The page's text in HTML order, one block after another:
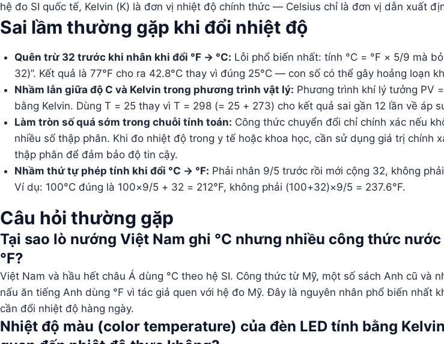
hệ đo SI quốc tế, Kelvin (K) là đơn vị nhiệt độ chính thức — Celsius chỉ là đơn vị dẫn xuất
Sai lầm thường gặp khi đổi nhiệt độ
Quên trừ 32 trước khi nhân khi đổi °F → °C: Lỗi phổ biến nhất: tính °C = °F × 5/9 mà
32)”. Kết quả là 77°F cho ra 42.8°C thay vì đúng 25°C — con số có thể gây hoảng loạn
Nhầm lẫn giữa độ C và Kelvin trong phương trình vật lý: Phương trình khí lý tưởng PV
bằng Kelvin. Dùng T = 25 thay vì T = 298 (= 25 + 273) cho kết quả sai gần 12 lần về áp
Làm tròn số quá sớm trong chuỗi tính toán: Công thức chuyển đổi chỉ chính xác nếu
nhiều số thập phân. Khi đo nhiệt độ trong y tế hoặc khoa học, cần sử dụng giá trị chính
thập phân để đảm bảo độ tin cậy.
Nhầm thứ tự phép tính khi đổi °C → °F: Phải nhân 9/5 trước rồi mới cộng 32, không
Ví dụ: 100°C đúng là 100×9/5 + 32 = 212°F, không phải (100+32)×9/5 = 237.6°F.
Câu hỏi thường gặp
Tại sao lò nướng Việt Nam ghi °C nhưng nhiều công thức
°F?
Việt Nam và hầu hết châu Á dùng °C theo hệ SI. Công thức từ Mỹ, một số sách Anh cũ và
nấu ăn tiếng Anh dùng °F vì tác giả quen với hệ đo Mỹ. Đây là nguyên nhân phổ biến nhất
cần đổi nhiệt độ hàng ngày.
Nhiệt độ màu (color temperature) của đèn LED tính bằng